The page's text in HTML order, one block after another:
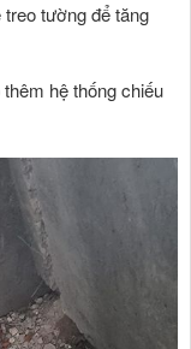
tường để tăng
hệ thống chiếu